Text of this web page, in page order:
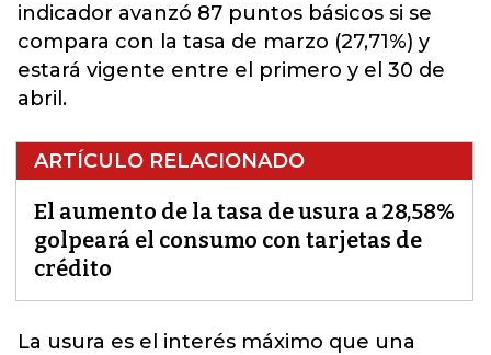
indicador avanzó 87 puntos básicos si se
compara con la tasa de marzo (27,71%) y
estará vigente entre el primero y el 30 de
abril.
ARTÍCULO RELACIONADO
El aumento de la tasa de usura a 28,58%
golpeará el consumo con tarjetas de
crédito
La usura es el interés máximo que una